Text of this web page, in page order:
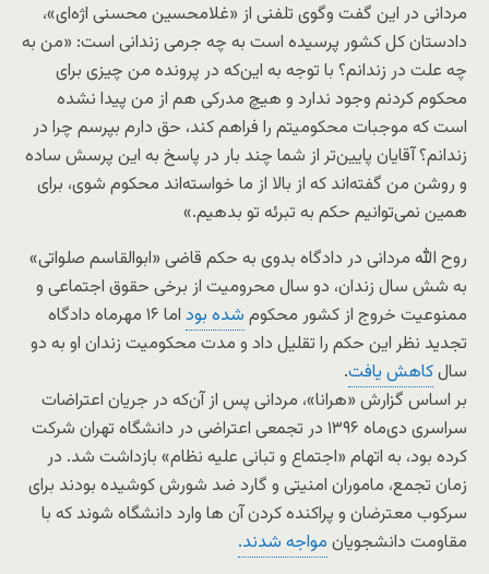
مردانی در این گفت وگوی تلفنی از «غلامحسین محسنی اژه‌ای»،
دادستان کل کشور پرسیده است به چه جرمی زندانی است: «من به
چه علت در زندانم؟ با توجه به این‌که در پرونده من چیزی برای
محکوم کردنم وجود ندارد و هیچ مدرکی هم از من پیدا نشده
است که موجبات محکومیتم را فراهم کند، حق دارم بپرسم چرا در
زندانم؟ آقایان پایین‌تر از شما چند بار در پاسخ به این پرسش ساده
و روشن من گفته‌اند که از بالا از ما خواسته‌اند محکوم شوی، برای
همین نمی‌توانیم حکم به تبرئه تو بدهیم.»
روح الله مردانی در دادگاه بدوی به حکم قاضی «ابوالقاسم صلواتی»
به شش سال زندان، دو سال محرومیت از برخی حقوق اجتماعی و
ممنوعیت خروج از کشور محکوم شده بود
اما ۱۶ مهرماه دادگاه
تجدید نظر این حکم را تقلیل داد و مدت محکومیت زندان او به دو
سالکاهش یافت.
بر اساس گزارش «هرانا»، مردانی پس از آن‌که در جریان اعتراضات
سراسری دی‌ماه ۱۳۹۶ در تجمعی اعتراضی در دانشگاه تهران شرکت
کرده بود، به اتهام «اجتماع و تبانی علیه نظام» بازداشت شد. در
زمان تجمع، ماموران امنیتی و گارد ضد شورش کوشیده بودند برای
سرکوب معترضان و پراکنده کردن آن ها وارد دانشگاه شوند که با
مقاومت دانشجویان مواجه شدند.